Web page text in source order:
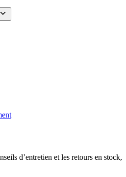
d’entretien et les retours en stock,